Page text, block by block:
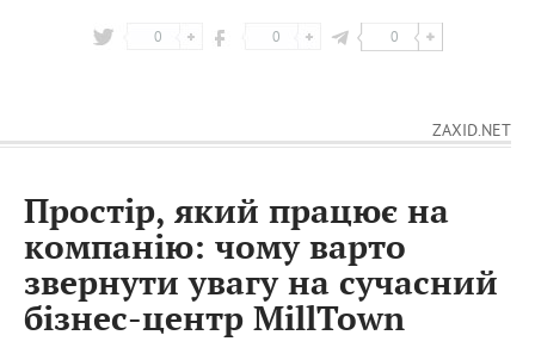
0 0 0
ZAXID.NET
Простір, який працює на
компанію: чому варто
звернути увагу на сучасний
бізнес-центр MillTown